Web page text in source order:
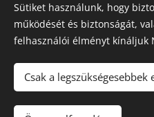
2026 Fine Arts Capital
Sütiket használunk, hogy
működését és biztonságát,
felhasználói élményt kínáljuk
Csak a legszükségesebbek